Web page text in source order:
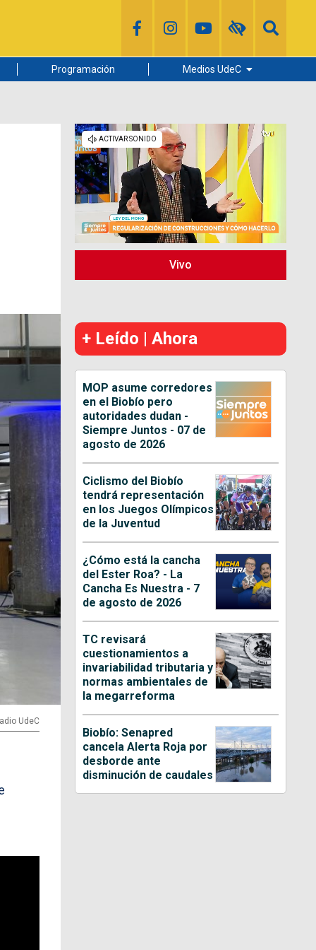
Programación Medios UdeC
Radio UdeC
Noticias UdeC
La Discusión
UdeC
Vivo
+ Leído | Ahora
MOP asume corredores
en el Biobío pero
autoridades dudan -
Siempre Juntos - 07 de
agosto de 2026
Ciclismo del Biobío
tendrá representación
en los Juegos Olímpicos
de la Juventud
¿Cómo está la cancha
del Ester Roa? - La
Cancha Es Nuestra - 7
de agosto de 2026
TC revisará
cuestionamientos a
invariabilidad tributaria y
normas ambientales de
la megarreforma
Biobío: Senapred
cancela Alerta Roja por
desborde ante
disminución de caudales